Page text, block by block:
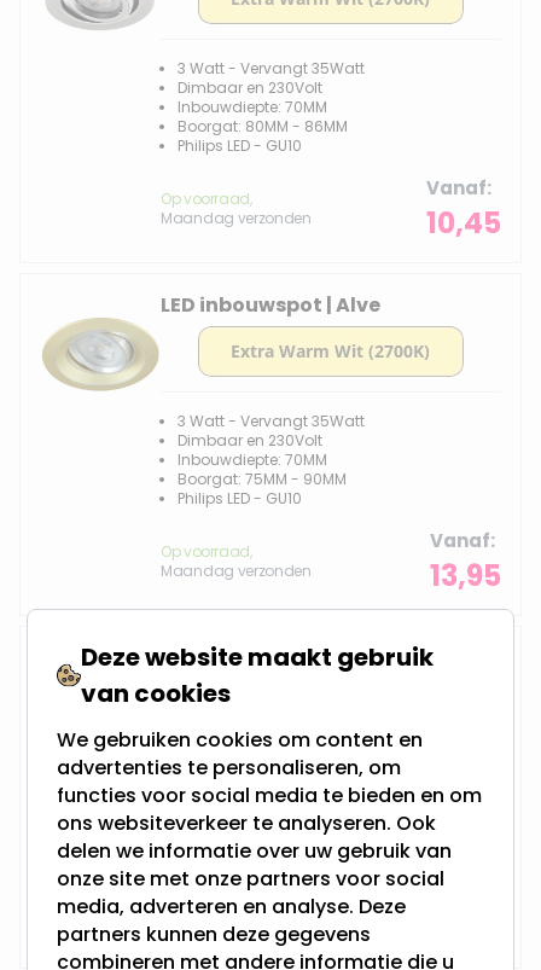
3 Watt - Vervangt 35Watt
Dimbaar en 230Volt
Inbouwdiepte: 70MM
Boorgat: 80MM - 86MM
Philips LED - GU10
Op voorraad,
Maandag verzonden
Vanaf
10,45
LED inbouwspot | Alve
3 Watt - Vervangt 35Watt
Dimbaar en 230Volt
Inbouwdiepte: 70MM
Boorgat: 75MM - 90MM
Philips LED - GU10
Op voorraad,
Maandag verzonden
Vanaf
13,95
IP65 LED inbouwspot Gloria
3 Watt - Vervangt 35Watt
Dimbaar en 230Volt
Inbouwdiepte: 70MM
Boorgat: 70MM - 100MM
Philips LED - GU10
Op voorraad,
Maandag verzonden
Vanaf
Deze website maakt gebruik
van cookies
We gebruiken cookies om content en
advertenties te personaliseren, om
functies voor social media te bieden en om
ons websiteverkeer te analyseren. Ook
delen we informatie over uw gebruik van
onze site met onze partners voor social
media, adverteren en analyse. Deze
partners kunnen deze gegevens
combineren met andere informatie die u